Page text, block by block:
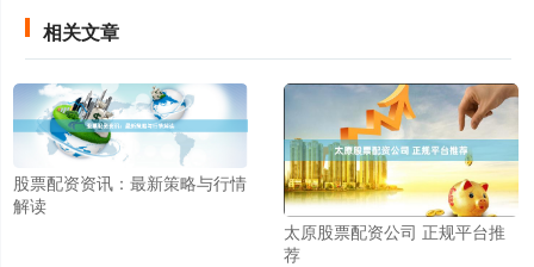
相关文章
股票配资资讯：最新策略与行情
解读
太原股票配资公司 正规平台推
荐